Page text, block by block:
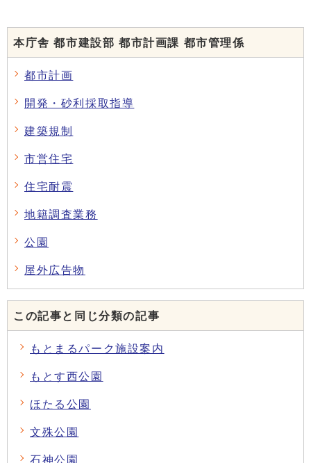
本庁舎 都市建設部 都市計画課 都市管理係
都市計画
開発・砂利採取指導
建築規制
市営住宅
住宅耐震
地籍調査業務
公園
屋外広告物
この記事と同じ分類の記事
もとまるパーク施設案内
もとす西公園
ほたる公園
文殊公園
石神公園